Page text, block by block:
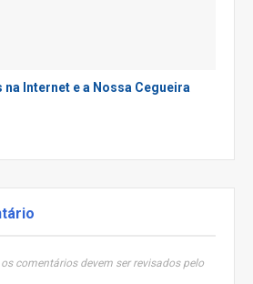
na Internet e a Nossa Cegueira
comentários devem ser revisados pelo